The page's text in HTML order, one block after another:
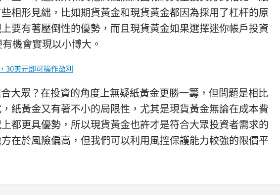
相形見絀，比如期貨黃金和現貨黃金都因為採用了杠杆的原
要有著壓倒性的優勢，而且現貨黃金如果選擇迷你帳戶投資
機會實現以小博大。
30美元即可操作盈利
大眾？在投資的角度上無疑紙黃金更勝一籌，但問題是相比
紙黃金又有著不小的局限性，尤其是現貨黃金無論在成本費
都更具優勢，所以現貨黃金也許才是符合大眾投資者需求的
在於風險偏高，但我們可以利用風控保護能力較強的限價平